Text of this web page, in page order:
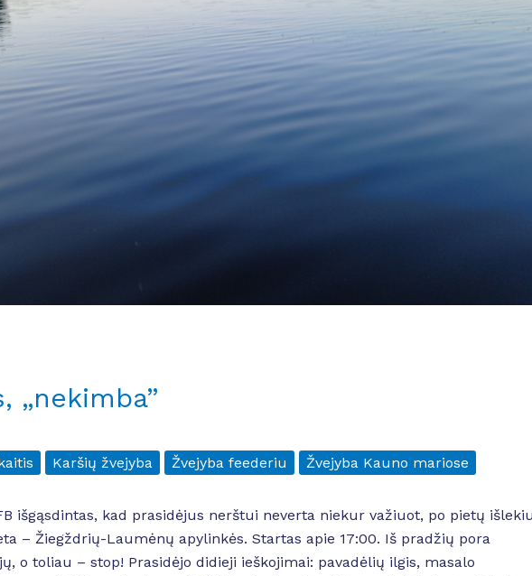
„nekimba”
Karšių žvejyba Žvejyba feederiu Žvejyba Kauno mariose
išgąsdintas, kad prasidėjus nerštui neverta niekur važiuot, po pietų išlekiu
– Žiegždrių-Laumėnų apylinkės. Startas apie 17:00. Iš pradžių pora
o toliau – stop! Prasidėjo didieji ieškojimai: pavadėlių ilgis, masalo